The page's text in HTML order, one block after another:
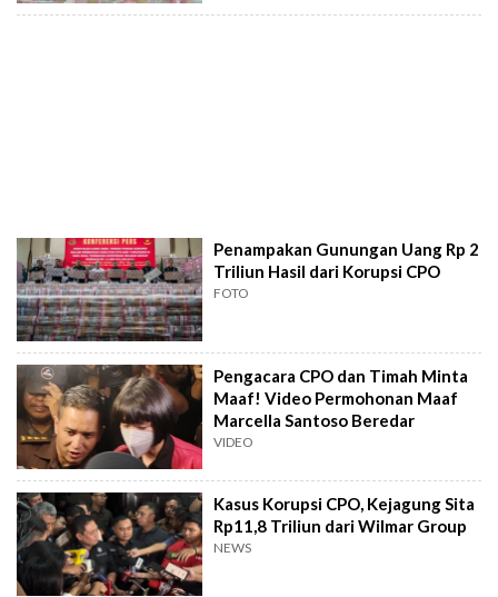
Penampakan Gunungan Uang Rp 2
Triliun Hasil dari Korupsi CPO
FOTO
Pengacara CPO dan Timah Minta
Maaf! Video Permohonan Maaf
Marcella Santoso Beredar
VIDEO
Kasus Korupsi CPO, Kejagung Sita
Rp11,8 Triliun dari Wilmar Group
NEWS